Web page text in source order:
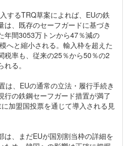
するTRQ草案によれば、EUの鉄
は、既存のセーフガードに基づき
年間3053万トンから47％減の
へと縮小される。輸入枠を超えた
税率も、従来の25％から50％の2
る。
は、EUの通常の立法・履行手続き
行の鉄鋼セーフガード措置が満了
加盟国投票を通じて導入される見
は、まだEUが国別割当枠の詳細を